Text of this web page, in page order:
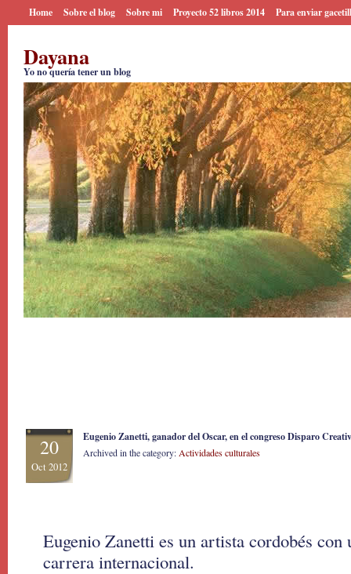
Home Sobre el blog Sobre mi Proyecto 52 libros 2014 Para enviar
Dayana
Yo no quería tener un blog
20
Oct 2012
Eugenio Zanetti, ganador del Oscar, en el congreso Disparo
Archived in the category: Actividades culturales
Eugenio Zanetti es un artista cordobés con
carrera internacional.